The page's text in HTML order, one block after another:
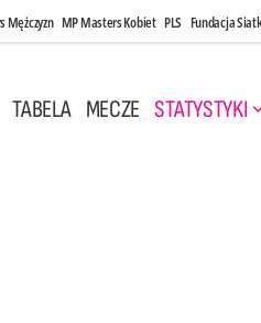
Mężczyzn MP Masters Kobiet PLS Fundacja
TABELA MECZE STATYSTYKI